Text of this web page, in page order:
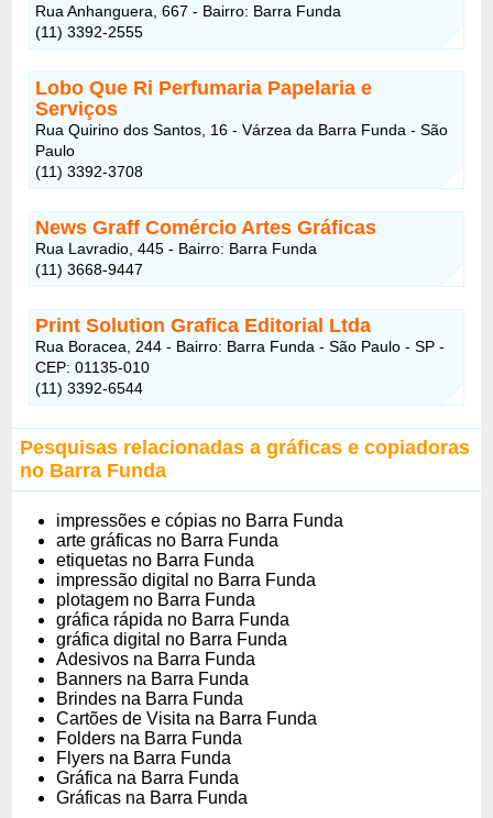
Rua Anhanguera, 667 - Bairro: Barra Funda
(11) 3392-2555
Lobo Que Ri Perfumaria Papelaria e
Serviços
Rua Quirino dos Santos, 16 - Várzea da Barra Funda - São
Paulo
(11) 3392-3708
News Graff Comércio Artes Gráficas
Rua Lavradio, 445 - Bairro: Barra Funda
(11) 3668-9447
Print Solution Grafica Editorial Ltda
Rua Boracea, 244 - Bairro: Barra Funda - São Paulo - SP -
CEP: 01135-010
(11) 3392-6544
Pesquisas relacionadas a gráficas e copiadoras
no Barra Funda
impressões e cópias no Barra Funda
arte gráficas no Barra Funda
etiquetas no Barra Funda
impressão digital no Barra Funda
plotagem no Barra Funda
gráfica rápida no Barra Funda
gráfica digital no Barra Funda
Adesivos na Barra Funda
Banners na Barra Funda
Brindes na Barra Funda
Cartões de Visita na Barra Funda
Folders na Barra Funda
Flyers na Barra Funda
Gráfica na Barra Funda
Gráficas na Barra Funda